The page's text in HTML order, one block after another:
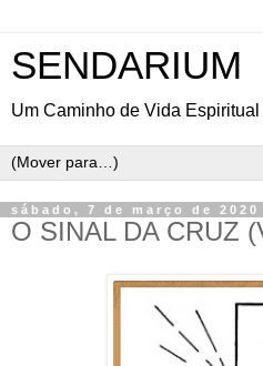
SENDARIUM
Um Caminho de Vida
sábado, 7 de março de 2020
O SINAL DA CRUZ